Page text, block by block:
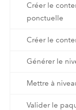
Créer le
ponctuelle
Créer le
Générer le
Mettre à
Valider le